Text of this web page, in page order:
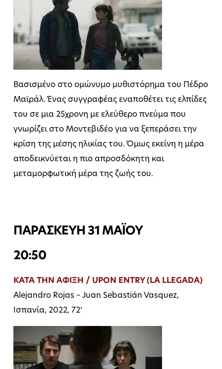
Βασισμένο στο ομώνυμο μυθιστόρημα του Πέδρο
Μαϊράλ. Ένας συγγραφέας εναποθέτει τις ελπίδες
του σε μια 25χρονη με ελεύθερο πνεύμα που
γνωρίζει στο Μοντεβιδέο για να ξεπεράσει την
κρίση της μέσης ηλικίας του. Όμως εκείνη η μέρα
αποδεικνύεται η πιο απροσδόκητη και
μεταμορφωτική μέρα της ζωής του.
ΠΑΡΑΣΚΕΥΗ 31 ΜΑΪΟΥ
20:50
ΚΑΤΑ ΤΗΝ ΑΦΙΞΗ / UPON ENTRY (LA LLEGADA)
Alejandro Rojas – Juan Sebastián Vasquez,
Ισπανία, 2022, 72’